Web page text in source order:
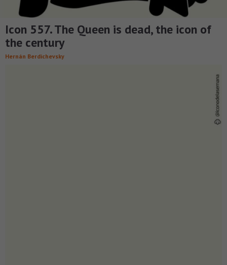
Icon 557. The Queen is dead, the icon of
the century
Hernán Berdichevsky